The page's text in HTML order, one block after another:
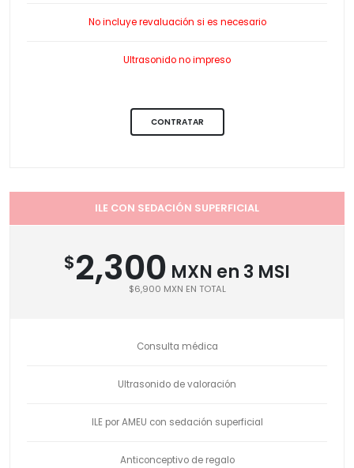
No incluye revaluación si es necesario
Ultrasonido no impreso
CONTRATAR
ILE CON SEDACIÓN SUPERFICIAL
$2,300 MXN en 3 MSI
$6,900 MXN EN TOTAL
Consulta médica
Ultrasonido de valoración
ILE por AMEU con sedación superficial
Anticonceptivo de regalo